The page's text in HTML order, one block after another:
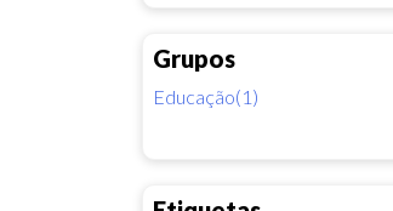
Grupos
Educação(1)